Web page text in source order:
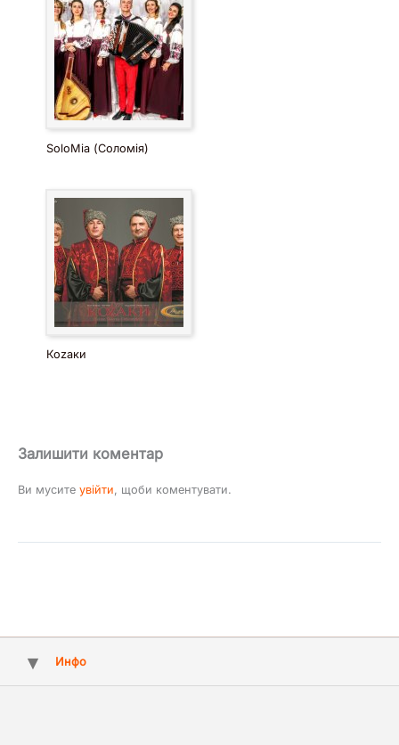
SoloMia (Соломія)
Коzaки
Залишити коментар
Ви мусите увійти, щоби коментувати.
Инфо